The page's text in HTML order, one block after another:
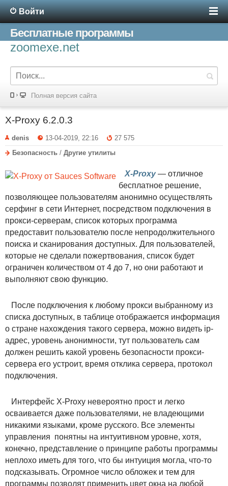
Войти
Бесплатные программы
zoomexe.net
Полная версия сайта
X-Proxy 6.2.0.3
denis 13-04-2019, 22:16
27 575
Безопасность / Другие утилиты
X-Proxy— отличное
бесплатное решение,
позволяющее пользователям анонимно осуществлять
серфинг в сети Интернет, посредством подключения в
прокси-серверам, список которых программа
предоставит пользователю после непродолжительного
поиска и сканирования доступных. Для пользователей,
которые не сделали пожертвования, список будет
ограничен количеством от 4 до 7, но они работают и
выполняют свою функцию.
После подключения к любому прокси выбранному из
списка доступных, в таблице отображается информация
о стране нахождения такого сервера, можно видеть ip-
адрес, уровень анонимности, тут пользователь сам
должен решить какой уровень безопасности прокси-
сервера его устроит, время отклика сервера, протокол
подключения.
Интерфейс X-Proxy невероятно прост и легко
осваивается даже пользователями, не владеющими
никакими языками, кроме русского. Все элементы
управления понятны на интуитивном уровне, хотя,
конечно, представление о принципе работы программы
неплохо иметь для того, что бы интуиция могла, что-то
подсказывать. Огромное число обложек и тем для
программы позволят применить цвет окна на любой